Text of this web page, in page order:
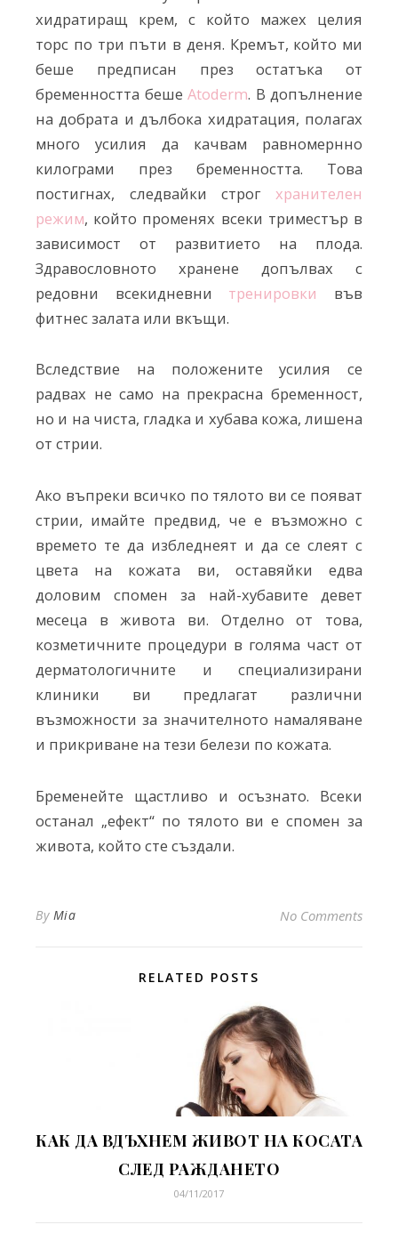
хидратиращ крем, с който мажех целия
торс по три пъти в деня. Кремът, който ми
беше предписан през остатъка от
бременността беше Atoderm. В допълнение
на добрата и дълбока хидратация, полагах
много усилия да качвам равномернно
килограми през бременността. Това
постигнах, следвайки строг хранителен
режим, който променях всеки триместър в
зависимост от развитието на плода.
Здравословното хранене допълвах с
редовни всекидневни тренировки във
фитнес залата или вкъщи.
Вследствие на положените усилия се
радвах не само на прекрасна бременност,
но и на чиста, гладка и хубава кожа, лишена
от стрии.
Ако въпреки всичко по тялото ви се появат
стрии, имайте предвид, че е възможно с
времето те да избледнеят и да се слеят с
цвета на кожата ви, оставяйки едва
доловим спомен за най-хубавите девет
месеца в живота ви. Отделно от това,
козметичните процедури в голяма част от
дерматологичните и специализирани
клиники ви предлагат различни
възможности за значителното намаляване
и прикриване на тези белези по кожата.
Бременейте щастливо и осъзнато. Всеки
останал „ефект“ по тялото ви е спомен за
живота, който сте създали.
By Mia No Comments
RELATED POSTS
КАК ДА ВДЪХНЕМ ЖИВОТ НА КОСАТА
СЛЕД РАЖДАНЕТО
04/11/2017